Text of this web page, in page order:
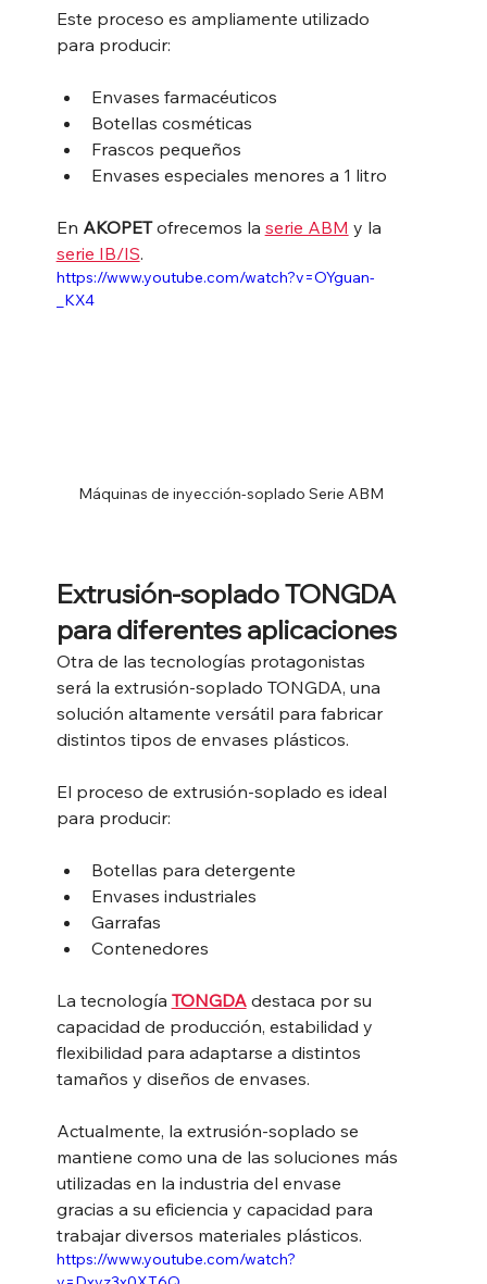
Este proceso es ampliamente utilizado
para producir:
Envases farmacéuticos
Botellas cosméticas
Frascos pequeños
Envases especiales menores a 1 litro
En AKOPET ofrecemos la serie ABM y la
serie IB/IS.
https://www.youtube.com/watch?v=OYguan-
_KX4
Máquinas de inyección-soplado Serie ABM
Extrusión-soplado TONGDA
para diferentes aplicaciones
Otra de las tecnologías protagonistas
será la extrusión-soplado TONGDA, una
solución altamente versátil para fabricar
distintos tipos de envases plásticos.
El proceso de extrusión-soplado es ideal
para producir:
Botellas para detergente
Envases industriales
Garrafas
Contenedores
La tecnología TONGDA destaca por su
capacidad de producción, estabilidad y
flexibilidad para adaptarse a distintos
tamaños y diseños de envases.
Actualmente, la extrusión-soplado se
mantiene como una de las soluciones más
utilizadas en la industria del envase
gracias a su eficiencia y capacidad para
trabajar diversos materiales plásticos.
https://www.youtube.com/watch?